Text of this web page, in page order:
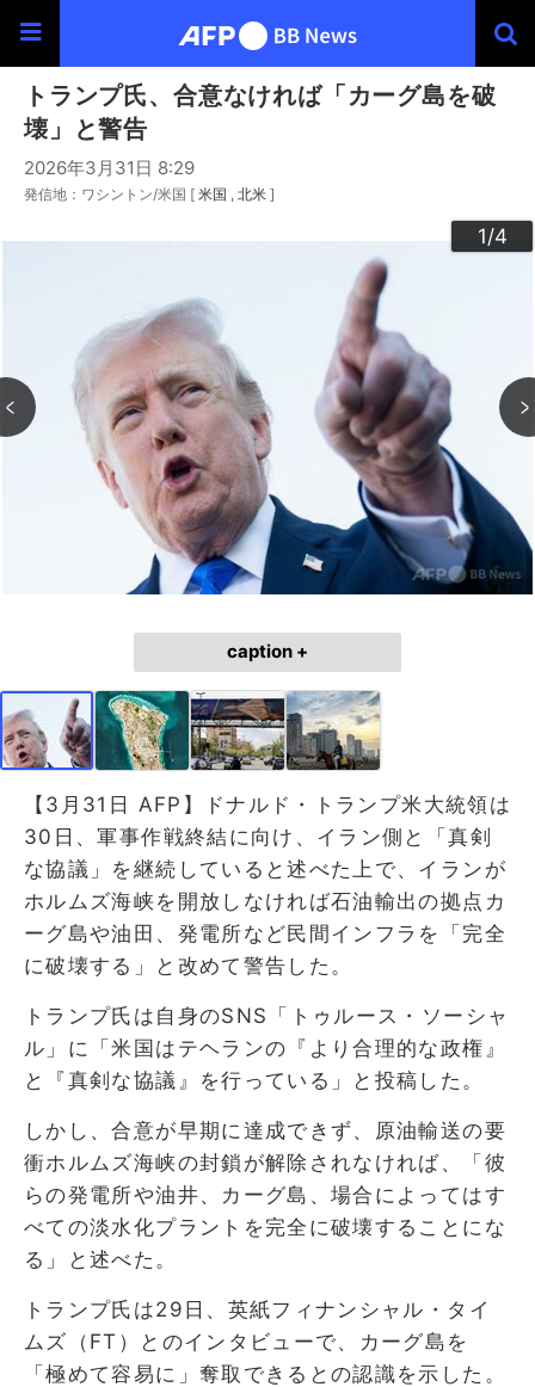
トランプ氏、合意なければ「カーグ島を破
壊」と警告
2026年3月31日 8:29
発信地：ワシントン/米国 [ 米国 北米 ]
1/4
2/4
3/4
4/4
caption +
【3月31日 AFP】ドナルド・トランプ米大統領は
30日、軍事作戦終結に向け、イラン側と「真剣
な協議」を継続していると述べた上で、イランが
ホルムズ海峡を開放しなければ石油輸出の拠点カ
ーグ島や油田、発電所など民間インフラを「完全
に破壊する」と改めて警告した。
トランプ氏は自身のSNS「トゥルース・ソーシャ
ル」に「米国はテヘランの『より合理的な政権』
と『真剣な協議』を行っている」と投稿した。
しかし、合意が早期に達成できず、原油輸送の要
衝ホルムズ海峡の封鎖が解除されなければ、「彼
らの発電所や油井、カーグ島、場合によってはす
べての淡水化プラントを完全に破壊することにな
る」と述べた。
トランプ氏は29日、英紙フィナンシャル・タイ
ムズ（FT）とのインタビューで、カーグ島を
「極めて容易に」奪取できるとの認識を示した。